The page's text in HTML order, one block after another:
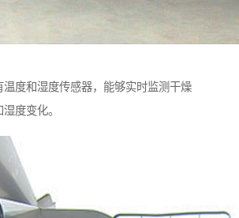
温度和湿度传感器，能够实时监测干燥
度变化。